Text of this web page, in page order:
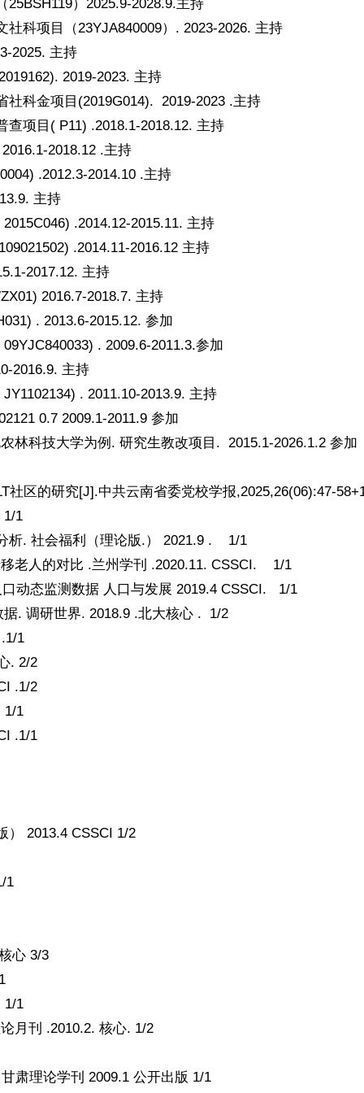
）2025.9-2028.9.主持
科项目（23YJA840009）. 2023-2026. 主持
2025. 主持
2019-2023. 主持
社科金项目(2019G014). 2019-2023 .主持
项目( P11) .2018.1-2018.12. 主持
2018.12 .主持
.2012.3-2014.10 .主持
主持
.2014.12-2015.11. 主持
.2014.11-2016.12 主持
2017.12. 主持
2016.7-2018.7. 主持
. 2013.6-2015.12. 参加
. 2009.6-2011.3.参加
2016.9. 主持
. 2011.10-2013.9. 主持
0.7 2009.1-2011.9 参加
科技大学为例. 研究生教改项目. 2015.1-2026.1.2 参加
区的研究[J].中共云南省委党校学报,2025,26(06):47-
1/1
析. 社会福利（理论版.） 2021.9 . 1/1
老人的对比 .兰州学刊 .2020.11. CSSCI. 1/1
动态监测数据 人口与发展 2019.4 CSSCI. 1/1
. 调研世界. 2018.9 .北大核心 . 1/2
1
. 2/2
.1/2
1/1
.1/1
） 2013.4 CSSCI 1/2
1
心 3/3
1/1
月刊 .2010.2. 核心. 1/2
肃理论学刊 2009.1 公开出版 1/1